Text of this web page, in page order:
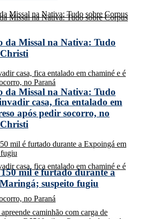
da Missal na Nativa: Tudo
da Missal na Nativa: Tudo
casa, fica entalado em
após pedir socorro, no
mil é furtado durante a
suspeito fugiu